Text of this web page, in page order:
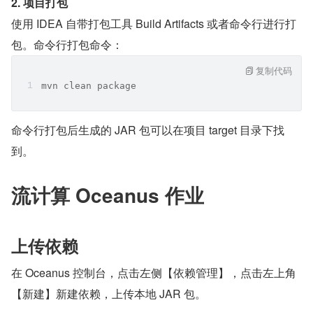
使用 IDEA 自带打包工具 Build Artifacts 或者命令行进行打
包。命令行打包命令：
mvn clean package
复制代码
命令行打包后生成的 JAR 包可以在项目 target 目录下找
到。
流计算 Oceanus 作业
上传依赖
在 Oceanus 控制台，点击左侧【依赖管理】，点击左上角
【新建】新建依赖，上传本地 JAR 包。